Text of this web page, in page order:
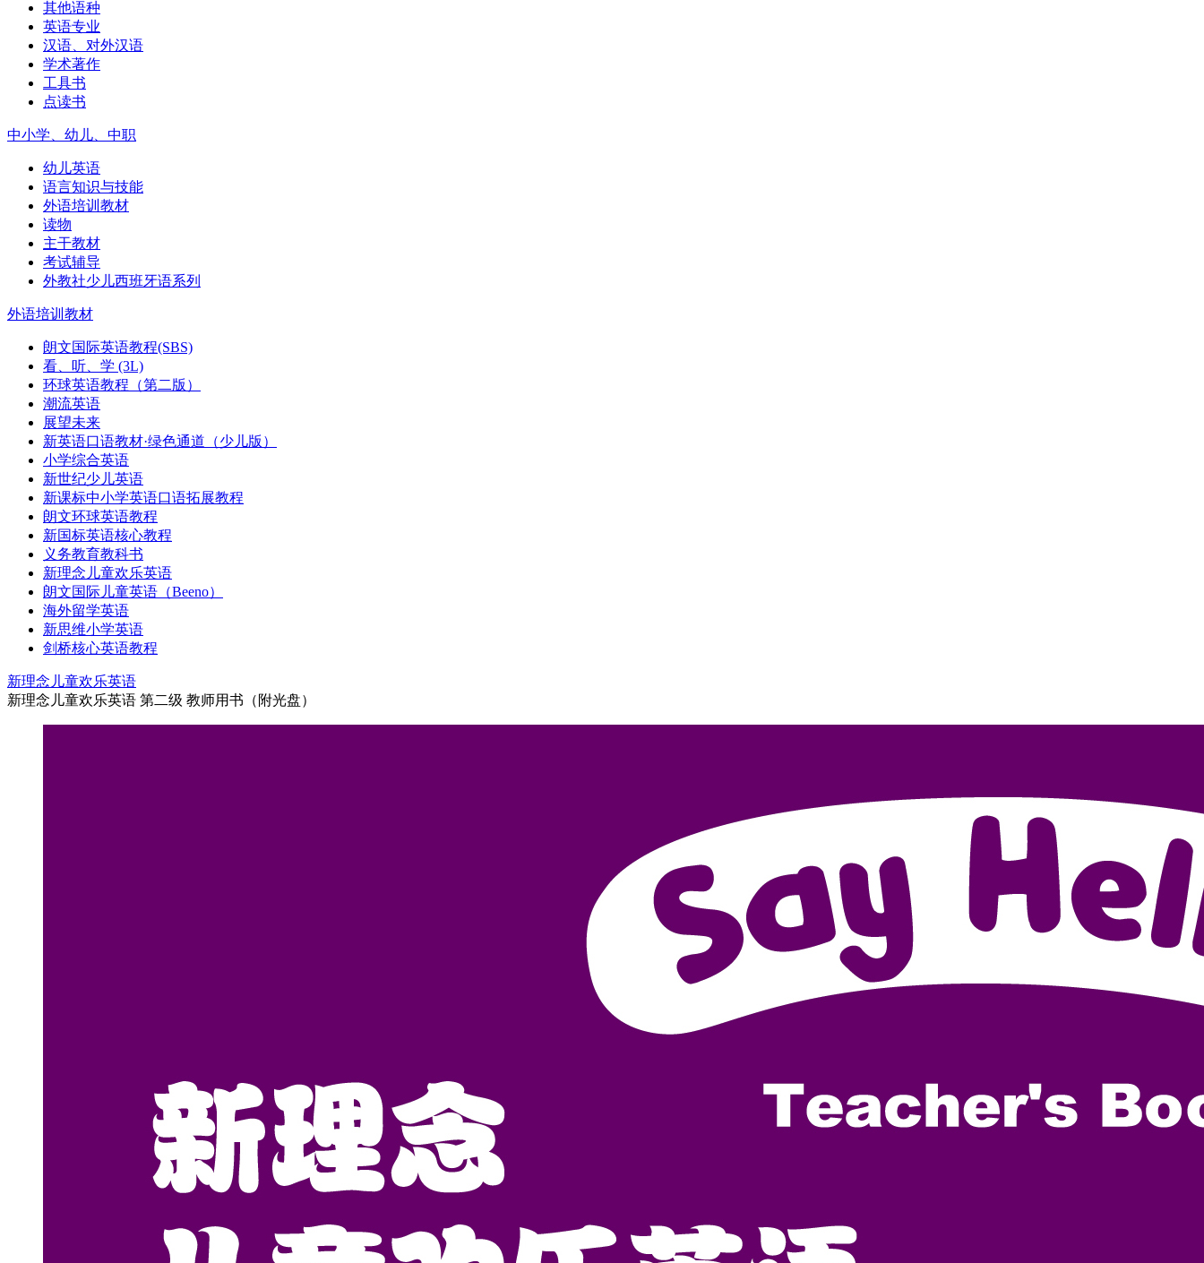
其他语种
英语专业
汉语、对外汉语
学术著作
工具书
点读书
中小学、幼儿、中职
幼儿英语
语言知识与技能
外语培训教材
读物
主干教材
考试辅导
外教社少儿西班牙语系列
外语培训教材
朗文国际英语教程(SBS)
看、听、学 (3L)
环球英语教程（第二版）
潮流英语
展望未来
新英语口语教材·绿色通道（少儿版）
小学综合英语
新世纪少儿英语
新课标中小学英语口语拓展教程
朗文环球英语教程
新国标英语核心教程
义务教育教科书
新理念儿童欢乐英语
朗文国际儿童英语（Beeno）
海外留学英语
新思维小学英语
剑桥核心英语教程
新理念儿童欢乐英语
新理念儿童欢乐英语 第二级 教师用书（附光盘）